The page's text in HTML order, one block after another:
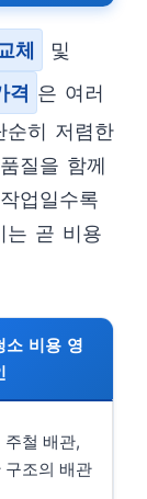
체
및
격 은 여러
순히 저렴한
질을 함께
업일수록
는 곧 비용
소 비용 영
주철 배관,
구조의 배관